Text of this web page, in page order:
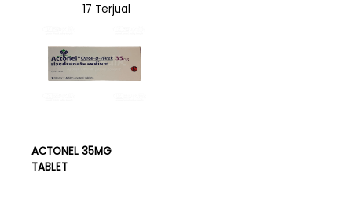
17 Terjual
ACTONEL 35MG
TABLET